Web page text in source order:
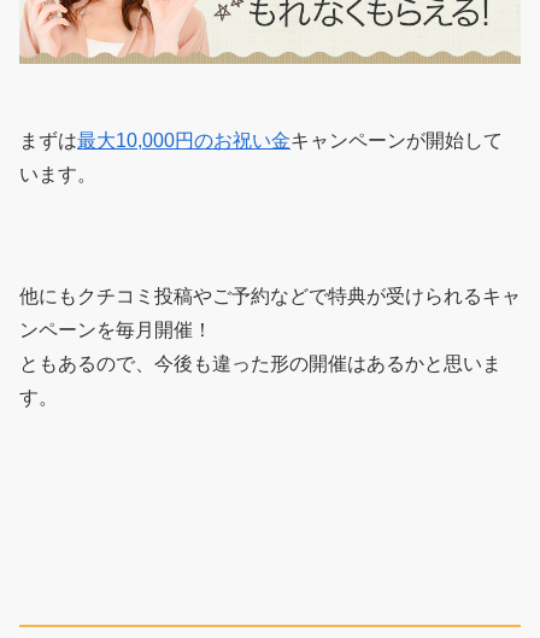
まずは最大10,000円のお祝い金キャンペーンが開始して
います。
他にもクチコミ投稿やご予約などで特典が受けられるキャ
ンペーンを毎月開催！
ともあるので、今後も違った形の開催はあるかと思いま
す。